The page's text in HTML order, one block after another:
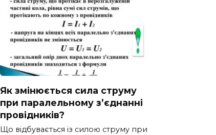
Як змінюється сила струму
при паралельному з’єднанні
провідників?
Що відбувається із силою струму при